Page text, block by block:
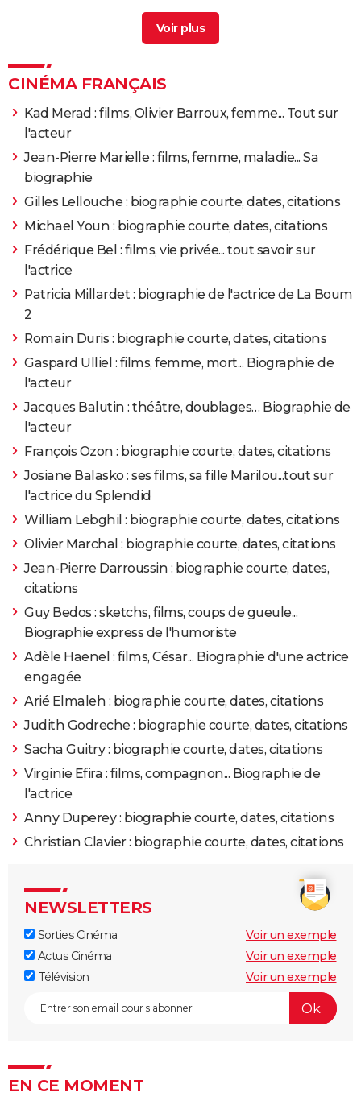
Zaytoun, la Chine des merveilles
2012 Colt 45
2012 Paris-ManhattanRôle: Alice
2007 Cash
2007 Détrompez-vousRôle: Carole
2007 Sans arme, ni haine, ni violence
2007
2005 Le Cactus
2005 La Doublure
2004 Mensonges et trahisons et plus si affinités...
2004 Les Chevaliers du cielRôle: Estelle Kass
2002 Décalage horaire
2002 La Bande du drugstore
> Guide
Film alice histoire vraie
> Guide
CINÉMA FRANÇAIS
Kad Merad : films, Olivier Barroux, femme... Tout sur
l'acteur
Jean-Pierre Marielle : films, femme, maladie... Sa
biographie
Gilles Lellouche : biographie courte, dates, citations
Michael Youn : biographie courte, dates, citations
Frédérique Bel : films, vie privée... tout savoir sur
l'actrice
Patricia Millardet : biographie de l'actrice de La Boum
2
Romain Duris : biographie courte, dates, citations
Gaspard Ulliel : films, femme, mort... Biographie de
l'acteur
Jacques Balutin : théâtre, doublages… Biographie de
l'acteur
François Ozon : biographie courte, dates, citations
Josiane Balasko : ses films, sa fille Marilou...tout sur
l'actrice du Splendid
William Lebghil : biographie courte, dates, citations
Olivier Marchal : biographie courte, dates, citations
Jean-Pierre Darroussin : biographie courte, dates,
citations
Guy Bedos : sketchs, films, coups de gueule...
Biographie express de l'humoriste
Adèle Haenel : films, César... Biographie d'une actrice
engagée
Arié Elmaleh : biographie courte, dates, citations
Judith Godreche : biographie courte, dates, citations
Sacha Guitry : biographie courte, dates, citations
Virginie Efira : films, compagnon... Biographie de
l'actrice
Anny Duperey : biographie courte, dates, citations
Christian Clavier : biographie courte, dates, citations
NEWSLETTERS
Sorties Cinéma
Voir un exemple
Actus Cinéma
Voir un exemple
Télévision
Voir un exemple
EN CE MOMENT